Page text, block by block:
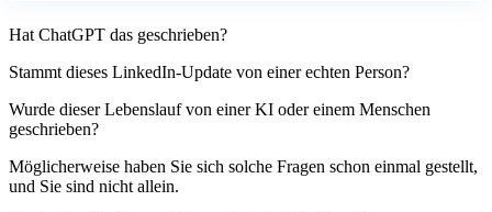
Hat ChatGPT das geschrieben?
Stammt dieses LinkedIn-Update von einer echten Person?
Wurde dieser Lebenslauf von einer KI oder einem Menschen
geschrieben?
Möglicherweise haben Sie sich solche Fragen schon einmal gestellt,
und Sie sind nicht allein.